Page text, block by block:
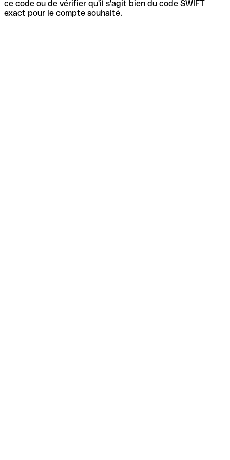
ce code ou de vérifier qu'il s'agit bien du code SWIFT
exact pour le compte souhaité.